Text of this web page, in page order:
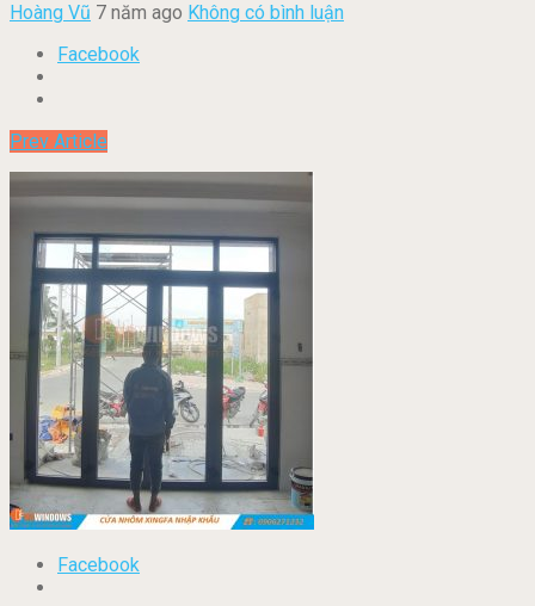
Hoàng Vũ 7 năm ago Không có bình luận
Facebook
Prev Article
Facebook